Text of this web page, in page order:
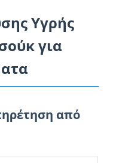
Υγρής
για
από